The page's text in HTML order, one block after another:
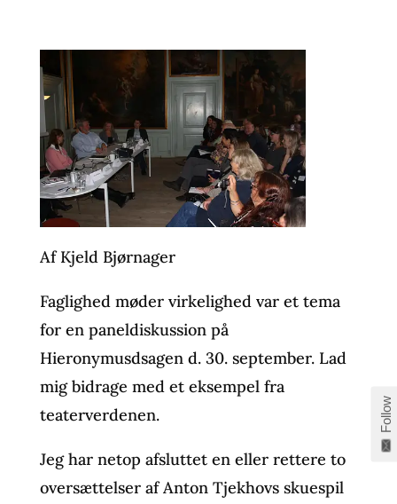
Af Kjeld Bjørnager
Faglighed møder virkelighed var et tema
for en paneldiskussion på
Hieronymusdsagen d. 30. september. Lad
mig bidrage med et eksempel fra
teaterverdenen.
Jeg har netop afsluttet en eller rettere to
oversættelser af Anton Tjekhovs skuespil
Follow